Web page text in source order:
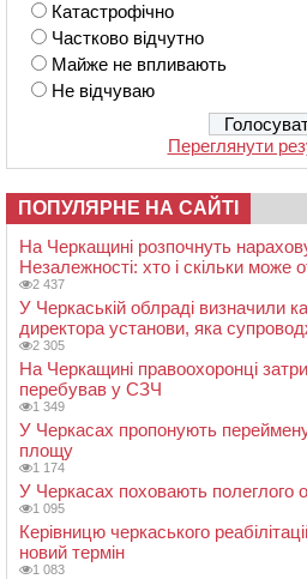
Катастрофічно
Частково відчутно
Майже не впливають
Не відчуваю
Переглянути
ПОПУЛЯРНЕ НА САЙТІ
На Черкащині розпочнуть
Незалежності: хто і скільки може
2 437
У Черкаській облраді визначили
директора установи, яка
2 305
На Черкащині правоохоронці
перебував у СЗЧ
1 349
У Черкасах пропонують
площу
1 174
У Черкасах поховають полеглого
1 095
Керівницю черкаського
новий термін
1 083